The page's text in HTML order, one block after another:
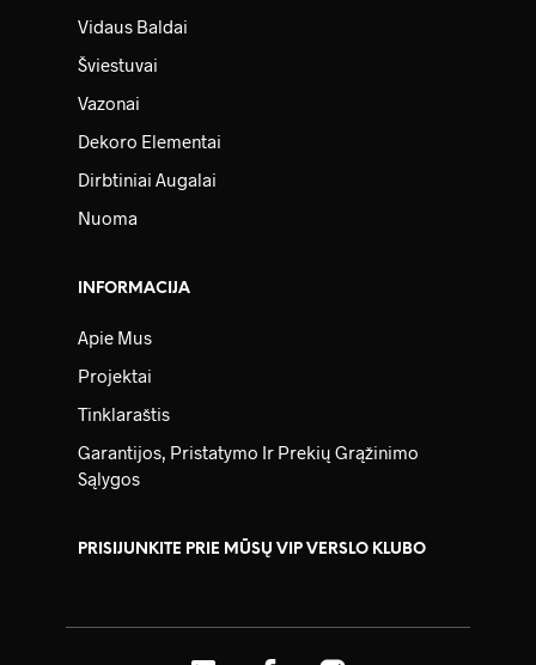
Vidaus Baldai
Šviestuvai
Vazonai
Dekoro Elementai
Dirbtiniai Augalai
Nuoma
INFORMACIJA
Apie Mus
Projektai
Tinklaraštis
Garantijos, Pristatymo Ir Prekių Grąžinimo
Sąlygos
PRISIJUNKITE PRIE MŪSŲ VIP VERSLO KLUBO